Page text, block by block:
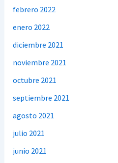
febrero 2022
enero 2022
diciembre 2021
noviembre 2021
octubre 2021
septiembre 2021
agosto 2021
julio 2021
junio 2021